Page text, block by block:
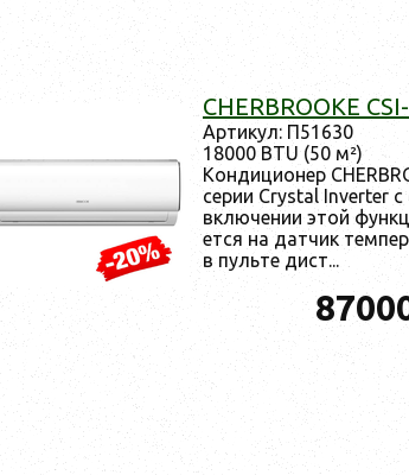
CHERBROOKE
Ар­ти­кул: П51630
18000 BTU (50 м²)
Кон­ди­ци­онер
се­рии Crystal Inverter
вклю­чении этой
ет­ся на дат­чик
в пуль­те дист...